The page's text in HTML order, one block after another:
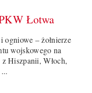
Łotwa
ogniowe – żołnierze
wojskowego na
Hiszpanii, Włoch,